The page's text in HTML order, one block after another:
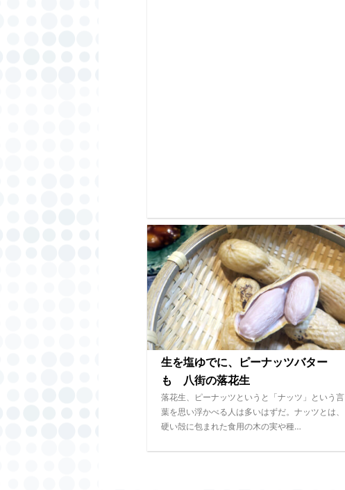
生を塩ゆでに、ピーナッツバター
も 八街の落花生
落花生、ピーナッツというと「ナッツ」という言
葉を思い浮かべる人は多いはずだ。ナッツとは、
硬い殻に包まれた食用の木の実や種…